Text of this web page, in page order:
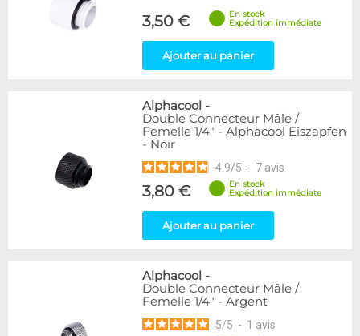
3,50 €
En stock
Expédition immédiate
Ajouter au panier
Alphacool -
Double Connecteur Mâle /
Femelle 1/4" - Alphacool Eiszapfen
- Noir
4.9/5 - 7 avis
3,80 €
En stock
Expédition immédiate
Ajouter au panier
Alphacool -
Double Connecteur Mâle /
Femelle 1/4" - Argent
5/5 - 1 avis